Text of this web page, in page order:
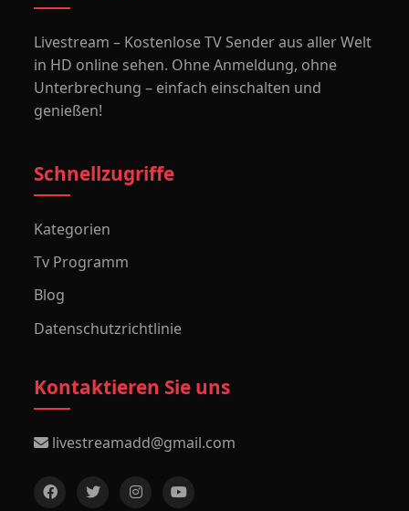
Livestream – Kostenlose TV Sender aus aller Welt
in HD online sehen. Ohne Anmeldung, ohne
Unterbrechung – einfach einschalten und
genießen!
Schnellzugriffe
Kategorien
Tv Programm
Blog
Datenschutzrichtlinie
Kontaktieren Sie uns
livestreamadd@gmail.com